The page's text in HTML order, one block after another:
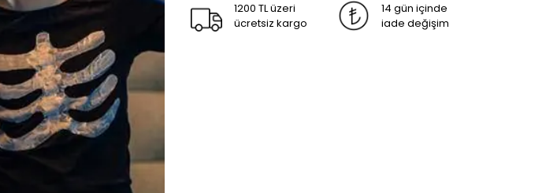
1200 TL üzeri
ücretsiz kargo
14 gün içinde
iade değişim